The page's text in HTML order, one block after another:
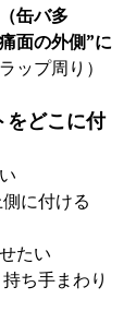
缶バ多
面の外側”に
ップ周り）
をどこに付
に付ける
たい
ち手まわり